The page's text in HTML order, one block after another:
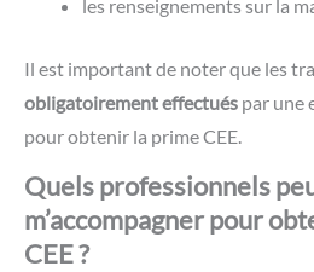
les renseignements sur la
Il est important de noter que les
obligatoirement effectués par une
pour obtenir la prime CEE.
Quels professionnels
m’accompagner pour
CEE ?